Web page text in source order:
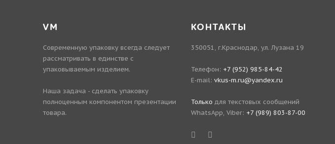
VM
Современную упаковку всегда следует
рассматривать в единстве с
упаковываемым изделием.
Наша задача - сделать упаковку
полноценным компонентом презентации
товара.
КОНТАКТЫ
350051, г.Краснодар, ул. Лузана 19
Телефон: +7 (952) 985-84-42
E-mail: vkus-m.ru@yandex.ru
Только для текстовых сообщений
WhatsApp, Viber: +7 (989) 803-87-00